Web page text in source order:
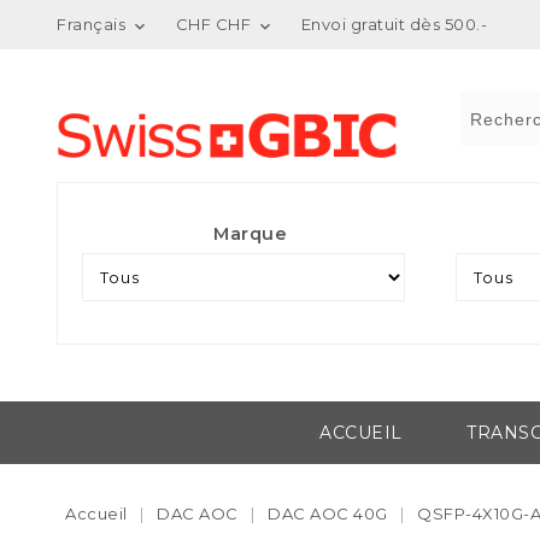
Français  CHF CHF  Envoi gratuit dès 500.-
Marque
ACCUEIL
Accueil DAC AOC DAC AOC 40G QSFP-4X10G-